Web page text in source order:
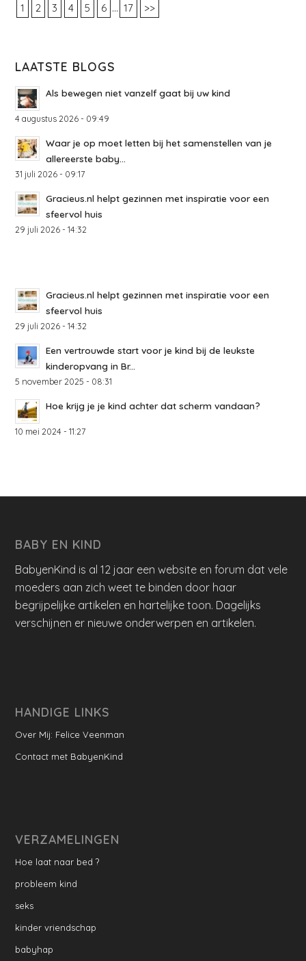
1
2 3 4 5 6 ... 17 >>
LAATSTE BLOGS
Als bewegen niet vanzelf gaat bij uw kind
4 augustus 2026 - 09:49
Waar je op moet letten bij het samenstellen van je
allereerste baby...
31 juli 2026 - 09:17
Gracieus.nl helpt gezinnen met inspiratie voor een
sfeervol huis
29 juli 2026 - 14:32
Gracieus.nl helpt gezinnen met inspiratie voor een
sfeervol huis
29 juli 2026 - 14:32
Een vertrouwde start voor je kind bij de leukste
kinderopvang in Br...
5 november 2025 - 08:31
Hoe krijg je je kind achter dat scherm vandaan?
10 mei 2024 - 11:27
BABY EN KIND
BabyenKind is al 12 jaar een website en forum dat vele
moeders aan zich weet te binden door haar
begrijpelijke artikelen en hartelijke toon. Dagelijks
verschijnen er nieuwe onderwerpen en artikelen.
HANDIGE LINKS
Over Mij: Felice Veenman
Contact met BabyenKind
VERZAMELINGEN
Hoe laat naar bed ?
probleem kind
seks
kinder vriendschap
babyhap